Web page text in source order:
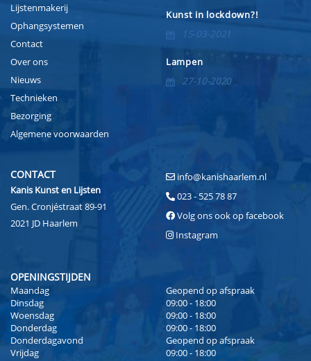
Lijstenmakerij
Ophangsystemen
Contact
Over ons
Nieuws
Technieken
Bezorging
Algemene voorwaarden
Kunst in lockdown?!
15-03-2021
Lampen
27-10-2020
CONTACT
Kanis Kunst en Lijsten
Gen. Cronjéstraat 89-91
2021 JD Haarlem
info@kanishaarlem.nl
023 - 525 78 87
Volg ons ook op facebook
Instagram
OPENINGSTIJDEN
Maandag
Geopend op afspraak
Dinsdag
09:00 - 18:00
Woensdag
09:00 - 18:00
Donderdag
09:00 - 18:00
Donderdagavond
Geopend op afspraak
Vrijdag
09:00 - 18:00